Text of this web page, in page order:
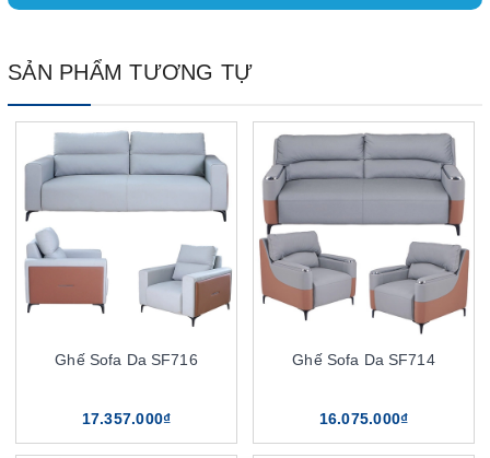
SẢN PHẨM TƯƠNG TỰ
Ghế Sofa Da SF716
17.357.000₫
Ghế Sofa Da SF714
16.075.000₫